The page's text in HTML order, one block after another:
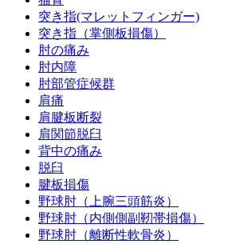
突き指(マレットフィンガー)
突き指（掌側板損傷）
肘の痛み
肘内障
肘部管症候群
肩痛
肩腱板断裂
肩関節脱臼
背中の痛み
脱臼
腱板損傷
野球肘（上腕三頭筋炎）
野球肘（内側側副靭帯損傷）
野球肘（離断性軟骨炎）